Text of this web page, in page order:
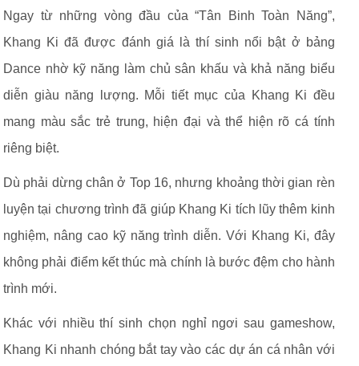
Ngay từ những vòng đầu của “Tân Binh Toàn Năng”,
Khang Ki đã được đánh giá là thí sinh nổi bật ở bảng
Dance nhờ kỹ năng làm chủ sân khấu và khả năng biểu
diễn giàu năng lượng. Mỗi tiết mục của Khang Ki đều
mang màu sắc trẻ trung, hiện đại và thể hiện rõ cá tính
riêng biệt.
Dù phải dừng chân ở Top 16, nhưng khoảng thời gian rèn
luyện tại chương trình đã giúp Khang Ki tích lũy thêm kinh
nghiệm, nâng cao kỹ năng trình diễn. Với Khang Ki, đây
không phải điểm kết thúc mà chính là bước đệm cho hành
trình mới.
Khác với nhiều thí sinh chọn nghỉ ngơi sau gameshow,
Khang Ki nhanh chóng bắt tay vào các dự án cá nhân với